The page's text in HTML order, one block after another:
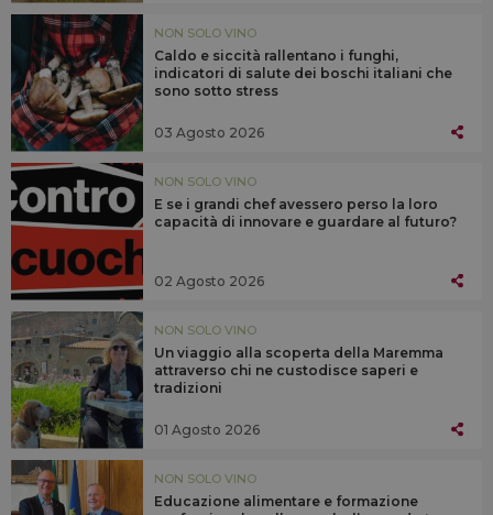
NON SOLO VINO
Caldo e siccità rallentano i funghi,
indicatori di salute dei boschi italiani che
sono sotto stress
03 Agosto 2026
NON SOLO VINO
E se i grandi chef avessero perso la loro
capacità di innovare e guardare al futuro?
02 Agosto 2026
NON SOLO VINO
Un viaggio alla scoperta della Maremma
attraverso chi ne custodisce saperi e
tradizioni
01 Agosto 2026
NON SOLO VINO
Educazione alimentare e formazione